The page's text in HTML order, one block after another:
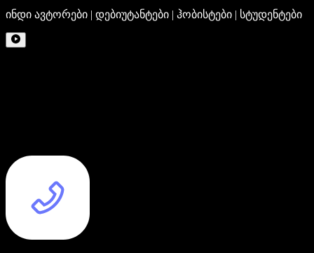
ინდი ავტორები | დებიუტანტები | ჰობისტები | სტუდენტები